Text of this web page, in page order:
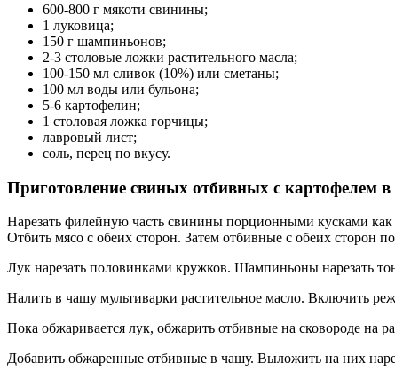
600-800 г мякоти свинины;
1 луковица;
150 г шампиньонов;
2-3 столовые ложки растительного масла;
100-150 мл сливок (10%) или сметаны;
100 мл воды или бульона;
5-6 картофелин;
1 столовая ложка горчицы;
лавровый лист;
соль, перец по вкусу.
Приготовление свиных отбивных с картофелем в
Нарезать филейную часть свинины порционными кусками
Отбить мясо с обеих сторон. Затем отбивные с обеих сторон
Лук нарезать половинками кружков. Шампиньоны нарезать
Налить в чашу мультиварки растительное масло. Включить
Пока обжаривается лук, обжарить отбивные на сковороде на
Добавить обжаренные отбивные в чашу. Выложить на них